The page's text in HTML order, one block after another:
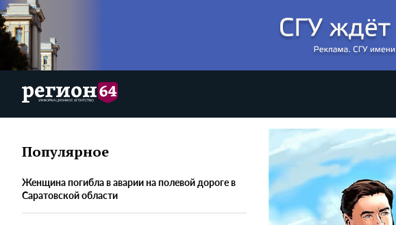
Популярное
Женщина погибла в аварии на полевой дороге в
Саратовской области